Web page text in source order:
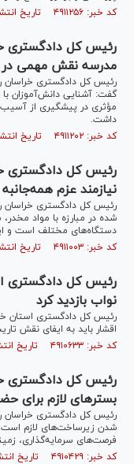
کد خبر: ۴۹۱۱۲۵۶ تاریخ انتشار : ۱۴۰۵/۰۵/۱۱
رئیس کل دادگستری
مدرسه نقش مهمی در
رئیس کل دادگستری خراسان
گفت: آشنایی دانش‌آموزان با
مؤثری در پیشگیری از
داشت.
کد خبر: ۴۹۱۱۲۰۲ تاریخ انتشار : ۱۴۰۵/۰۵/۱۱
رئیس کل دادگستری
نیازمند عزم
رئیس کل دادگستری
شده در مبارزه با مواد
دستگاه‌های مختلف است و
کد خبر: ۴۹۱۱۰۰۳ تاریخ انتشار : ۱۴۰۵/۰۵/۱۰
رئیس کل دادگستری
نواب بازدید کرد
رئیس کل دادگستری استان
اقشار باید به ایفای نقش
کد خبر: ۴۹۱۰۶۳۳ تاریخ انتشار : ۱۴۰۵/۰۵/۰۷
رئیس کل دادگستری
بسترهای لازم برای
رئیس کل دادگستری خراسان
شدن زیرساخت‌های لازم
فرصت‌های سرمایه‌گذاری،
کد خبر: ۴۹۱۰۴۲۹ تاریخ انتشار : ۱۴۰۵/۰۵/۰۶